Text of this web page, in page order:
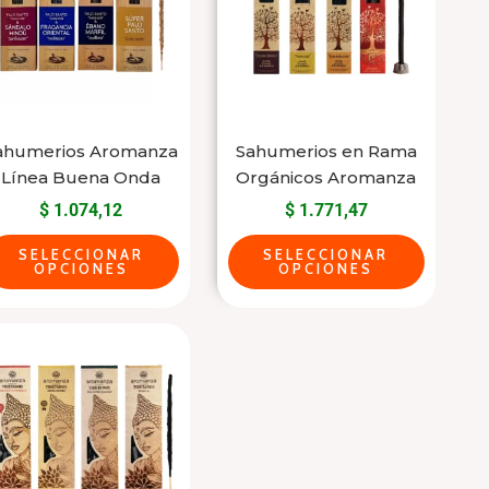
Aromanza
Línea Buena Onda
$ 1.074,12
SELECCIONAR
OPCIONES
variantes.
Las
pueden
elegir
en
la
página
Sahumerios en Rama
Orgánicos Aromanza
$1.771,47
SELECCIONAR
OPCIONES
variantes.
Las
pueden
elegir
en
la
página
producto
tiene
varias
variantes.